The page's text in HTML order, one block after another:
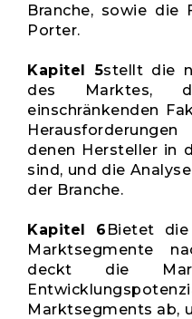
Branche, sowie die
Porter.
Kapitel 5stellt die
des Marktes,
einschränkenden
denen Hersteller in
sind, und die
der Branche.
Kapitel 6 Bietet die
Marktsegmente
deckt die
Marktsegments ab,